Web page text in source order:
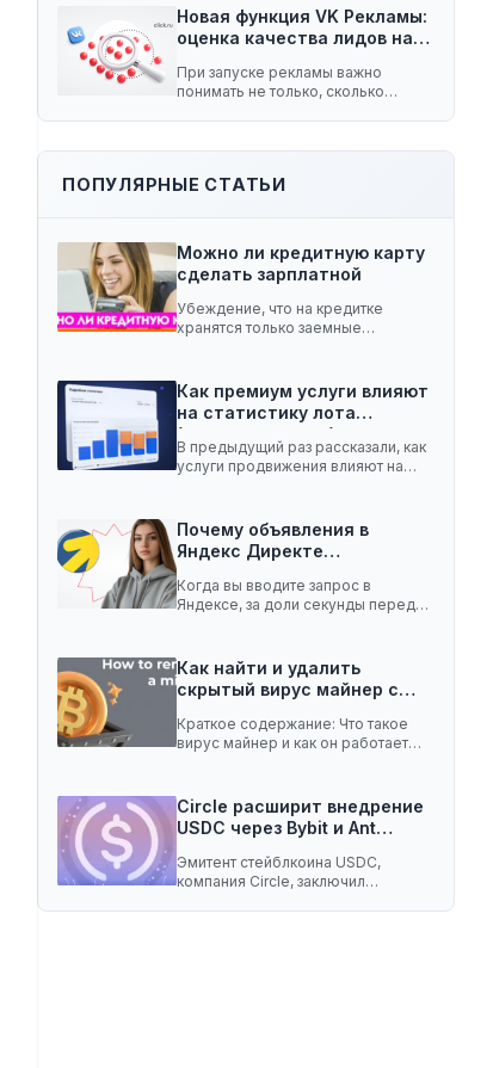
Новая функция VK Рекламы:
оценка качества лидов на…
При запуске рекламы важно
понимать не только, сколько
ПОПУЛЯРНЫЕ СТАТЬИ
Можно ли кредитную карту
сделать зарплатной
Убеждение, что на кредитке
хранятся только заемные
Как премиум услуги влияют
на статистику лота
(телеграм-канал)
В предыдущий раз рассказали, как
услуги продвижения влияют на
Почему объявления в
Яндекс Директе
Когда вы вводите запрос в
Яндексе, за доли секунды перед
Как найти и удалить
скрытый вирус майнер с…
Краткое содержание: Что такое
вирус майнер и как он работает
Circle расширит внедрение
USDC через Bybit и Ant…
Эмитент стейблкоина USDC,
компания Circle, заключил